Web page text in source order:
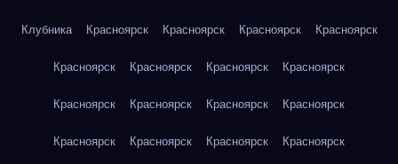
Клубника Красноярск Красноярск Красноярск Красноярск
Красноярск Красноярск Красноярск Красноярск
Красноярск Красноярск Красноярск Красноярск
Красноярск Красноярск Красноярск Красноярск